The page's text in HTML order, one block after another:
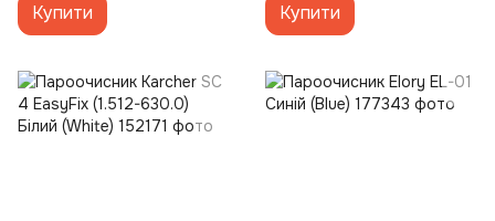
Купити Купити